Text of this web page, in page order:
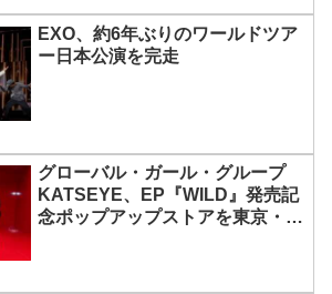
EXO、約6年ぶりのワールドツア
ー日本公演を完走
グローバル・ガール・グループ
KATSEYE、EP『WILD』発売記
念ポップアップストアを東京・原